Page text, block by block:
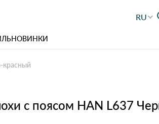
RU
НОВИНКИ
красный
с поясом HAN L637